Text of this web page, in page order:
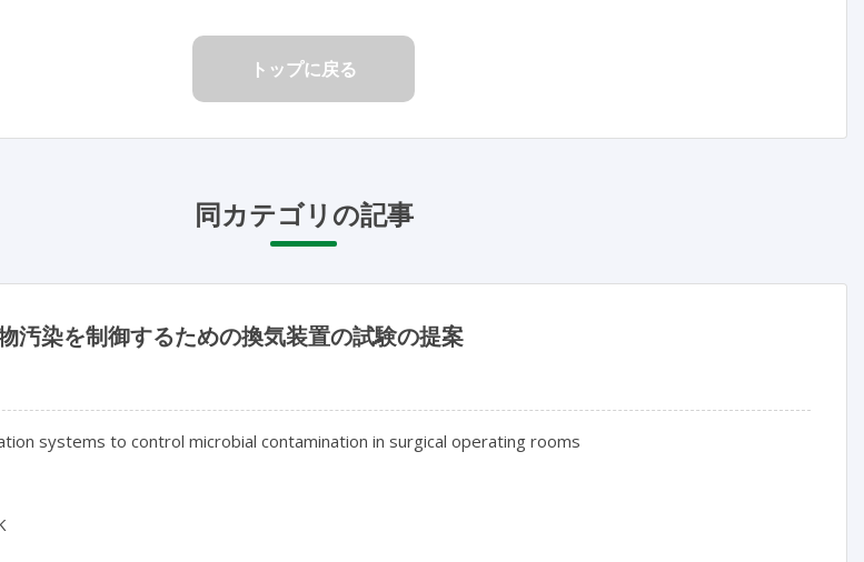
トップに戻る
同カテゴリの記事
汚染を制御するための換気装置の試験の提案
systems to control microbial contamination in surgical operating rooms